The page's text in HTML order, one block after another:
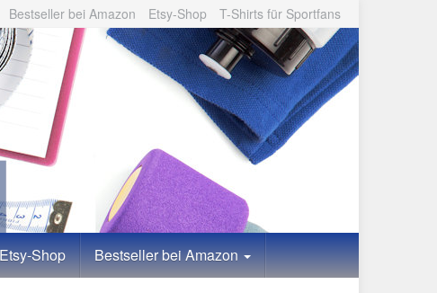
Bestseller bei Amazon Etsy-Shop T-Shirts für Sportfans
Etsy-Shop Bestseller bei Amazon